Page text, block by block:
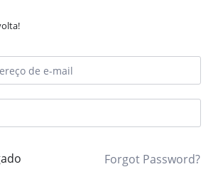
Forgot Password?